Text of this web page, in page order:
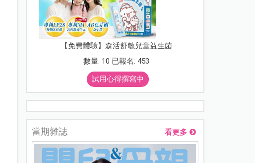
【免費體驗】森活舒敏兒童益生菌
數量: 10 已報名: 453
試用心得撰寫中
當期雜誌 看更多